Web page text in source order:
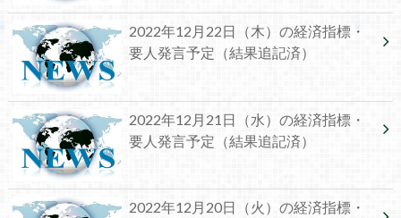
2022年12月22日（木）の経済指標・
要人発言予定（結果追記済）
2022年12月21日（水）の経済指標・
要人発言予定（結果追記済）
2022年12月20日（火）の経済指標・